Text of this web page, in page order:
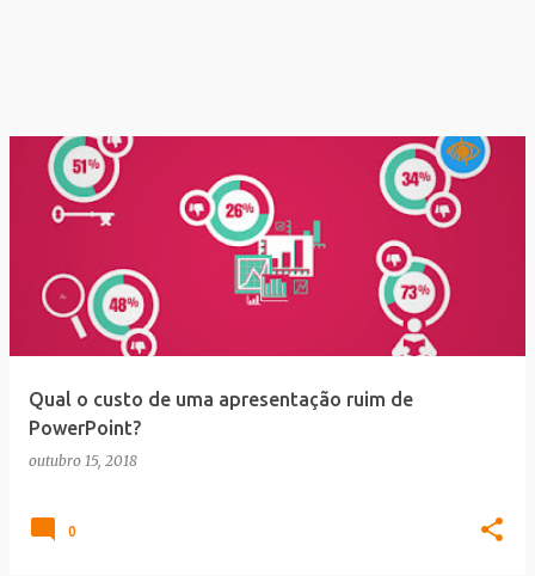
Qual o custo de uma apresentação ruim de
PowerPoint?
outubro 15, 2018
0